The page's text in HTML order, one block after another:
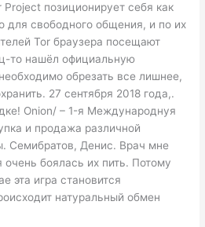
Project позиционирует себя как
для свободного общения, и по их
Tor браузера посещают
то нашёл официальную
обрезать все лишнее,
27 сентября 2018 года,.
Onion/ – 1-я Международнуя
и продажа различной
Семибратов, Денис. Врач мне
очень боялась их пить. Потому
эта игра становится
натуральный обмен